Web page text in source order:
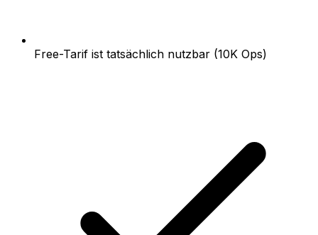
Free-Tarif ist tatsächlich nutzbar (10K Ops)